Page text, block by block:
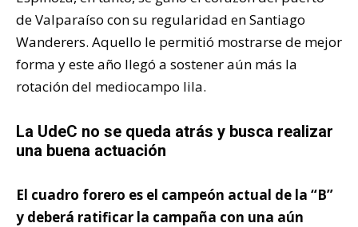
de Valparaíso con su regularidad en Santiago
Wanderers. Aquello le permitió mostrarse de mejor
forma y este año llegó a sostener aún más la
rotación del mediocampo lila.
La UdeC no se queda atrás y busca realizar
una buena actuación
El cuadro forero es el campeón actual de la “B”
y deberá ratificar la campaña con una aún